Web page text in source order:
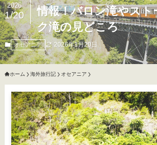
情報！バロン滝やスト
ク滝の見どころ
2026
1/20
オセアニア 2026年1月20日
ホーム 海外旅行記 オセアニア